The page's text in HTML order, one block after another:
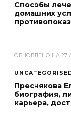
Способы
домашних
ОБНОВЛЕНО НА 27
Преснякова
биография,
карьера,